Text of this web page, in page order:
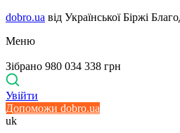
dobro.ua від Української Біржі
Меню
Зібрано 980 034 338 грн
Увійти
Допоможи dobro.ua
uk